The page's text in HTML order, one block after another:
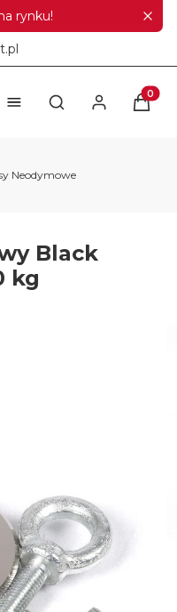
rynku!
Otwórz
Neodymowe
Black
kg